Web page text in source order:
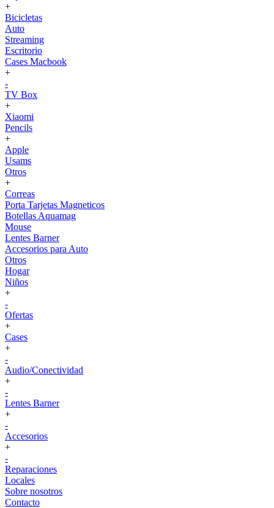
+
Bicicletas
Auto
Streaming
Escritorio
Cases Macbook
+
-
TV Box
+
Xiaomi
Pencils
+
Apple
Usams
Otros
+
Correas
Porta Tarjetas Magneticos
Botellas Aquamag
Mouse
Lentes Barner
Accesorios para Auto
Otros
Hogar
Niños
+
-
Ofertas
+
Cases
+
-
Audio/Conectividad
+
-
Lentes Barner
+
-
Accesorios
+
-
Reparaciones
Locales
Sobre nosotros
Contacto